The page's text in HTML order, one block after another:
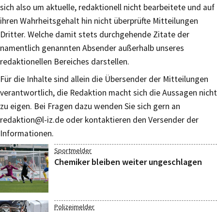
sich also um aktuelle, redaktionell nicht bearbeitete und auf
ihren Wahrheitsgehalt hin nicht überprüfte Mitteilungen
Dritter. Welche damit stets durchgehende Zitate der
namentlich genannten Absender außerhalb unseres
redaktionellen Bereiches darstellen.
Für die Inhalte sind allein die Übersender der Mitteilungen
verantwortlich, die Redaktion macht sich die Aussagen nicht
zu eigen. Bei Fragen dazu wenden Sie sich gern an
redaktion@l-iz.de oder kontaktieren den Versender der
Informationen.
Sportmelder
Chemiker bleiben weiter ungeschlagen
Polizeimelder